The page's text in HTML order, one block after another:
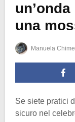
una
Manuela
Se siete pratici
sicuro nel